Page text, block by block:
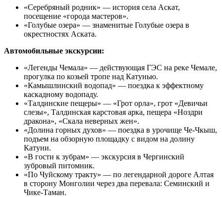
«Серебряный родник» — история села Аскат,
посещение «города мастеров».
«Голубые озера» — знаменитые Голубые озера в
окрестностях Аската.
Автомобильные экскурсии:
«Легенды Чемала» — действующая ГЭС на реке Чемале,
прогулка по козьей тропе над Катунью.
«Камышлинский водопад» — поездка к эффектному
каскадному водопаду.
«Талдинские пещеры» — «Грот орла», грот «Девичьи
слезы», Талдинская карстовая арка, пещера «Ноздри
дракона», «Скала неверных жен».
«Долина горных духов» — поездка в урочище Че-Чкыш,
подъем на обзорную площадку с видом на долину
Катуни.
«В гости к зубрам» — экскурсия в Чергинский
зубровый питомник.
«По Чуйскому тракту» — по легендарной дороге Алтая
в сторону Монголии через два перевала: Семинский и
Чике-Таман.